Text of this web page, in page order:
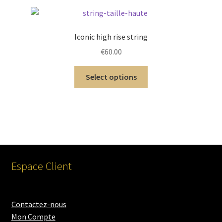
Iconic high rise string
€60.00
Select options
Espace Client
Contactez-nous
Mon Compte